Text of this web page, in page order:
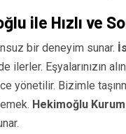
ile Hızlı ve
bir deneyim sunar.
Eşyalarınızın
yönetilir. Bizimle
Hekimoğlu